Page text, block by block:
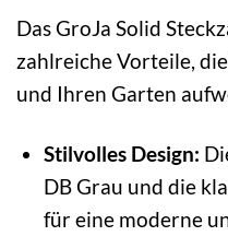
Das GroJa Solid
zahlreiche Vorteile,
und Ihren Garten
Stilvolles Design:
DB Grau und die
für eine moderne